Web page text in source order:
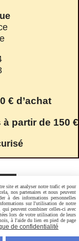
€ d’achat
partir de 150 €
de vente
Mon Compte
site et analyser notre trafic et pour
nos partenaires et nous peuvent
à des informations personnelles
sur l'utilisation de notre
qui peuvent combiner celles-ci avec
lors de votre utilisation de leurs
à l'aide du lien en pied de page
de confidentialité